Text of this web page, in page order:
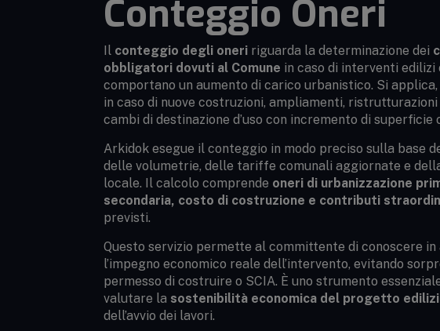
Conteggio Oneri
Il conteggio degli oneri riguarda la determinazione dei
obbligatori dovuti al Comune in caso di interventi edilizi
comportano un aumento di carico urbanistico. Si applica,
in caso di nuove costruzioni, ampliamenti,
cambi di destinazione d’uso con incremento di superficie
Arkidok esegue il conteggio in modo preciso sulla base
delle volumetrie, delle tariffe comunali aggiornate e
locale. Il calcolo comprende oneri di urbanizzazione
secondaria, costo di costruzione e contributi
previsti.
Questo servizio permette al committente di conoscere in
l’impegno economico reale dell’intervento, evitando
permesso di costruire o SCIA. È uno strumento
valutare la sostenibilità economica del progetto
dell’avvio dei lavori.